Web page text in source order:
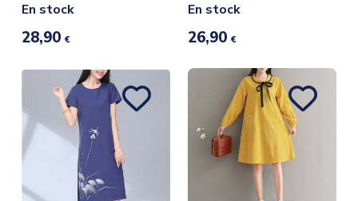
En stock
28,90 €
En stock
26,90 €